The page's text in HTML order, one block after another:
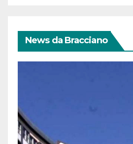
News da Bracciano